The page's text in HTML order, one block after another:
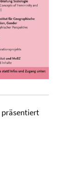
präsentiert